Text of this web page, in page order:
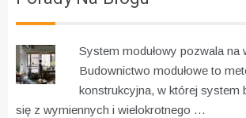
System modułowy pozwala na
Budownictwo modułowe to
konstrukcyjna, w której system
się z wymiennych i wielokrotnego …